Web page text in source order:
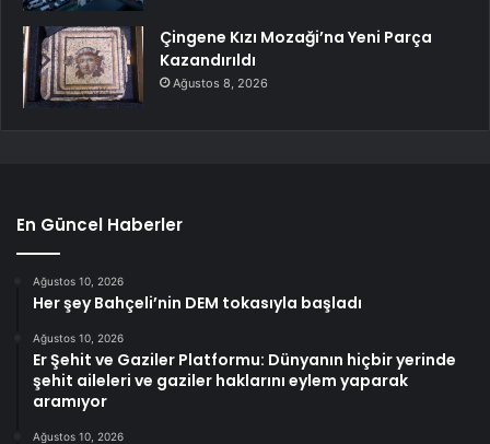
Çingene Kızı Mozaği’na Yeni Parça
Kazandırıldı
Ağustos 8, 2026
En Güncel Haberler
Ağustos 10, 2026
Her şey Bahçeli’nin DEM tokasıyla başladı
Ağustos 10, 2026
Er Şehit ve Gaziler Platformu: Dünyanın hiçbir yerinde
şehit aileleri ve gaziler haklarını eylem yaparak
aramıyor
Ağustos 10, 2026